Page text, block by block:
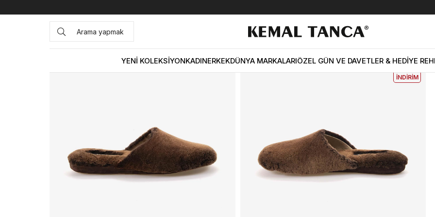
YENİ KOLEKSİYONKADINERKEKDÜNYA MARKALARIÖZEL GÜN VE DAVETLER & HEDİYE
Anasayfa ERKEK AYAKKABI Terlik Mocassini Erkek Terlik 777
KODUYLA
%5
İNDİRİM